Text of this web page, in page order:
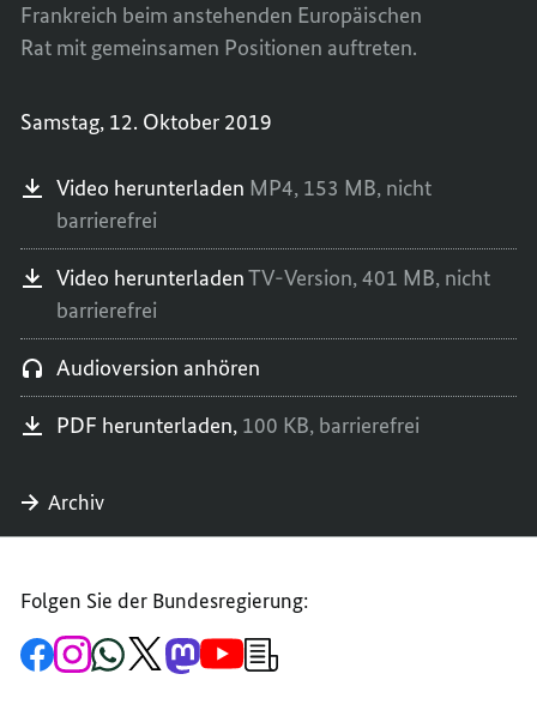
Frankreich beim anstehenden Europäischen
Rat mit gemeinsamen Positionen auftreten.
Samstag, 12. Oktober 2019
Video herunterladen MP4, 153 MB, nicht
barrierefrei
Video herunterladenTV-Version,401 MB, nicht
barrierefrei
Audioversion anhören
PDF herunterladen, 100 KB, barrierefrei
Archiv
Folgen Sie der Bundesregierung:
Zur
Facebook-
Zum
Instagram-
Zum
WhatsApp-
Zum
X-
Zum
Mastodon-
Zum
YouTube-Anmeldung